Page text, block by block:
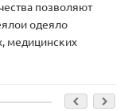
позволяют
одеяло
медицинских